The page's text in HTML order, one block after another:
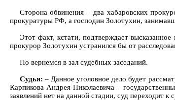
Сторона обвинения – два хабаровских
прокуратуры РФ, а господин Золотухин,
Этот факт, кстати, подтверждает
прокурор Золотухин устранился бы от
Но вернемся в зал судебных заседаний.
Судья: – Данное уголовное дело будет
Карпикова Андрея Николаевича –
заявлений нет на данной стадии, суд переходит